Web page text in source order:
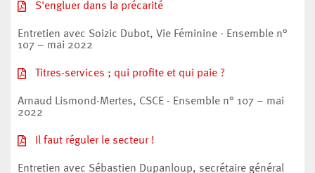
S'engluer dans la précarité
Entretien avec Soizic Dubot, Vie Féminine - Ensemble n°
107 – mai 2022
Titres-services ; qui profite et qui paie ?
Arnaud Lismond-Mertes, CSCE - Ensemble n° 107 – mai
2022
Il faut réguler le secteur !
Entretien avec Sébastien Dupanloup, secrétaire général